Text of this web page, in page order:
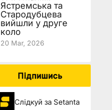
Ястремська та
Стародубцева
вийшли у друге
коло
20 Mar, 2026
Підпишись
Слідкуй за Setanta